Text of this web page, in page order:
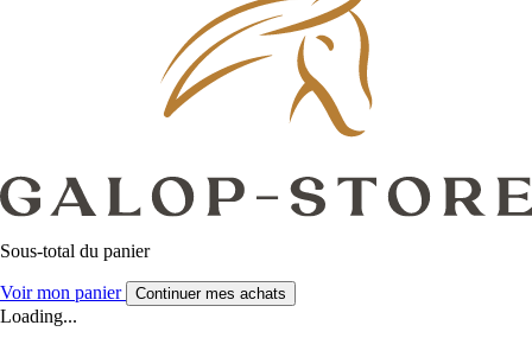
Sous-total du panier
Voir mon panier Continuer mes achats
Loading...